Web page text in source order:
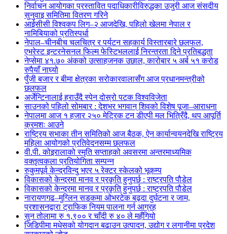
निर्वाचन आयोगका प्रस्तावित पदाधिकारीविरुद्धका उजुरी आज संसदीय
सुनुवाइ समितिमा वितरण गरिने
आईसीसी विश्वकप लिग–२ आजदेखि, पहिलो खेलमा नेपाल र
नामिबियाको प्रतिस्पर्धा
नेपाल–चीनबीच चलचित्र र पर्यटन सहकार्य विस्तारबारे छलफल,
एभरेस्ट इन्टरनेसनल फिल्म फेस्टिभललाई निरन्तरता दिने प्रतिबद्धता
नेप्सेमा ४१.७० अंकको उत्साहजनक उछाल, कारोबार ५ अर्ब ५१ करोड
रुपैयाँ नाघ्यो
पुँजी बजार र बीमा क्षेत्रका सरोकारवालासँग आज प्रधानमन्त्रीको
छलफल
अर्जेन्टिनालाई हराउँदै स्पेन दोस्रो पटक विश्वविजेता
साउनको पहिलो सोमबार : देशभर भगवान् शिवको विशेष पूजा–आराधना
नेपालमा आज १ हजार २५० मेट्रिक टन डीएपी मल भित्रिँदै, थप आपूर्ति
क्रमशः आउने
राष्ट्रिय सभाका तीन समितिको आज बैठक, ऐन कार्यान्वयनदेखि राष्ट्रिय
महिला आयोगको प्रतिवेदनसम्म छलफल
वी.पी. कोइरालाको स्मृति सप्ताहको अवसरमा अन्तरमाध्यमिक
वक्तृत्वकला प्रतियोगिता सम्पन्न
रुकुमपूर्व केन्द्रविन्दु भएर ५ रेक्टर स्केलको भूकम्प
विकासको केन्द्रमा मानव र प्रकृति हुनुपर्छ : राष्ट्रपति पौडेल
विकासको केन्द्रमा मानव र प्रकृति हुनुपर्छ : राष्ट्रपति पौडेल
नारायणगढ–मुग्लिन सडकमा ओभरटेक बढ्दा दुर्घटना र जाम,
प्रशासनद्वारा ट्राफिक नियम पालना गर्न आग्रह
सुन तोलामा रु १,९०० र चाँदी रु ४० ले महँगियो
जिडिपीमा मधेसको योगदान बढाउन उत्पादन, उद्योग र लगानीमा प्रदेश